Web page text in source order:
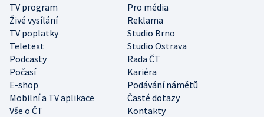
TV program
Pro média
Živé vysílání
Reklama
TV poplatky
Studio Brno
Teletext
Studio Ostrava
Podcasty
Rada ČT
Počasí
Kariéra
E-shop
Podávání námětů
Mobilní a TV aplikace
Časté dotazy
Vše o ČT
Kontakty